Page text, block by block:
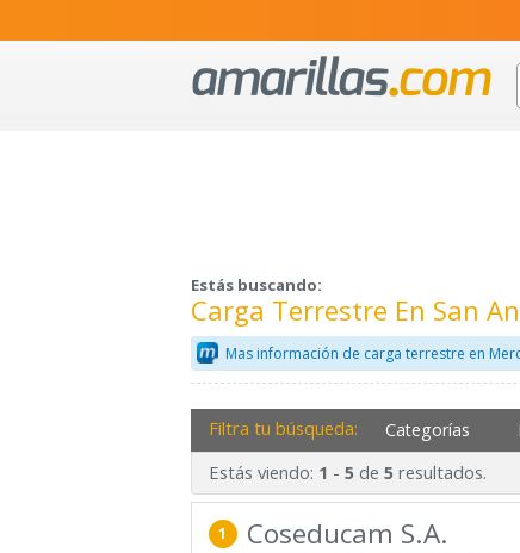
Estás buscando:
Carga Terrestre En San
Mas información de carga terrestre en
Filtra tu búsqueda: Categorías
Estás viendo: 1 - 5 de 5 resultados.
1 Coseducam S.A.